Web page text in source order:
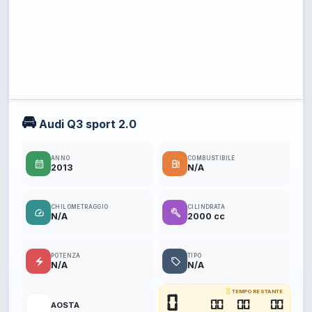
🚘 Audi Q3 sport 2.0
calendar_month
ANNO
2013 local_gas_station
COMBUSTIBILE
N/A
speed
CHILOMETRAGGIO
N/A build
CILINDRATA
2000 cc
electric_bolt
POTENZA
N/A local_offer
TIPO
N/A
AOSTA
hourglass_empty TEMPO RESTANTE
0 00 00 00